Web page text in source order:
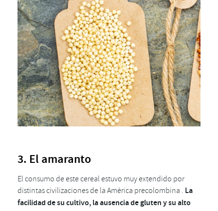
3. El amaranto
El consumo de este cereal estuvo muy extendido por
distintas civilizaciones de la América precolombina . La
facilidad de su cultivo, la ausencia de gluten y su alto